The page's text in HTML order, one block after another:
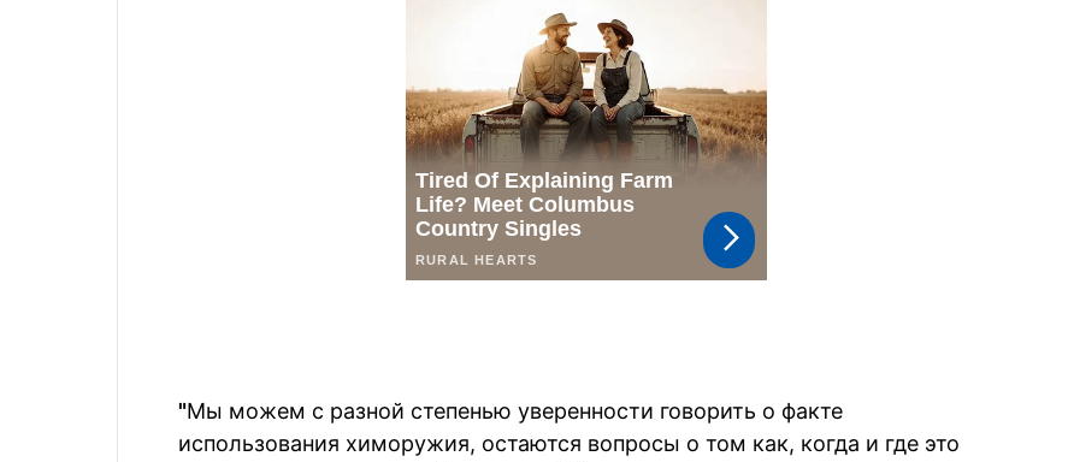
"Мы можем с разной степенью уверенности говорить о факте
использования химоружия, остаются вопросы о том как, когда и где это